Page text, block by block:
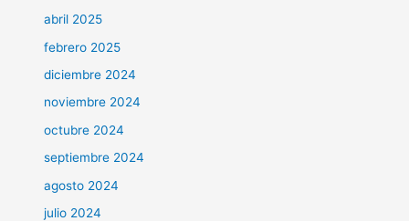
abril 2025
febrero 2025
diciembre 2024
noviembre 2024
octubre 2024
septiembre 2024
agosto 2024
julio 2024